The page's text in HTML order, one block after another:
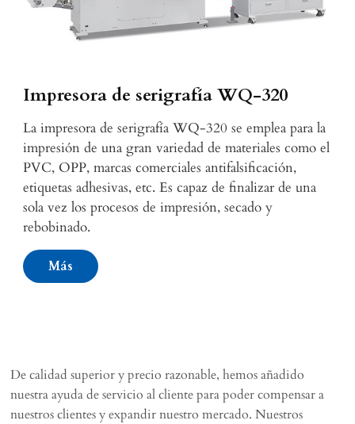
Impresora de serigrafía WQ-320
La impresora de serigrafía WQ-320 se emplea para la
impresión de una gran variedad de materiales como el
PVC, OPP, marcas comerciales antifalsificación,
etiquetas adhesivas, etc. Es capaz de finalizar de una
sola vez los procesos de impresión, secado y
rebobinado.
Más
De calidad superior y precio razonable, hemos añadido
nuestra ayuda de servicio al cliente para poder compensar a
nuestros clientes y expandir nuestro mercado. Nuestros